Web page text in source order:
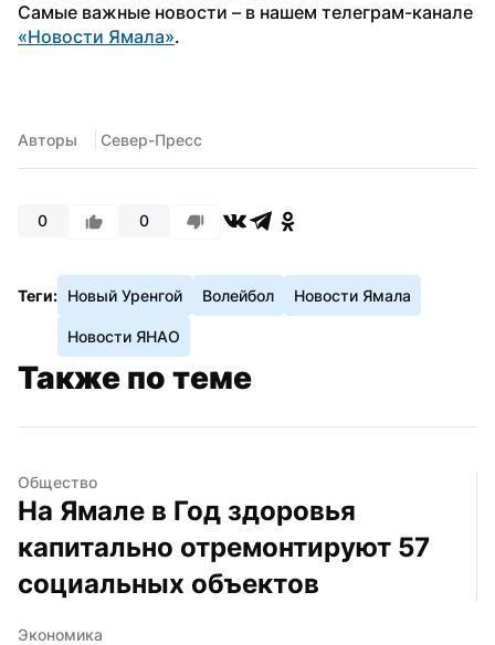
«Новости Ямала».
Авторы Север-Пресс
0 0
Теги: Новый Уренгой Волейбол Новости Ямала
Новости ЯНАО
Также по теме
Общество
На Ямале в Год здоровья
капитально отремонтируют 57
социальных объектов
Экономика